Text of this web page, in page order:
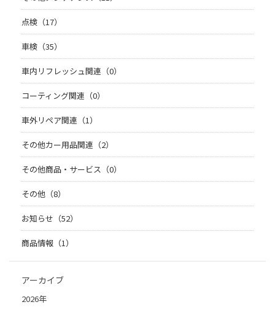
点検（17）
車検（35）
車内リフレッシュ関連（0）
コーティング関連（0）
車外リペア関連（1）
その他カー用品関連（2）
その他商品・サービス（0）
その他（8）
お知らせ（52）
商品情報（1）
アーカイブ
2026年